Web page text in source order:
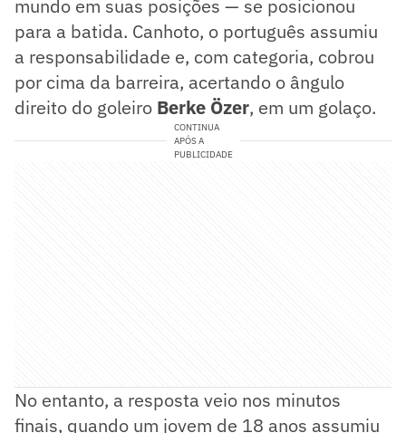
mundo em suas posições — se posicionou
para a batida. Canhoto, o português assumiu
a responsabilidade e, com categoria, cobrou
por cima da barreira, acertando o ângulo
direito do goleiro Berke Özer, em um golaço.
CONTINUA
APÓS A
PUBLICIDADE
No entanto, a resposta veio nos minutos
finais, quando um jovem de 18 anos assumiu